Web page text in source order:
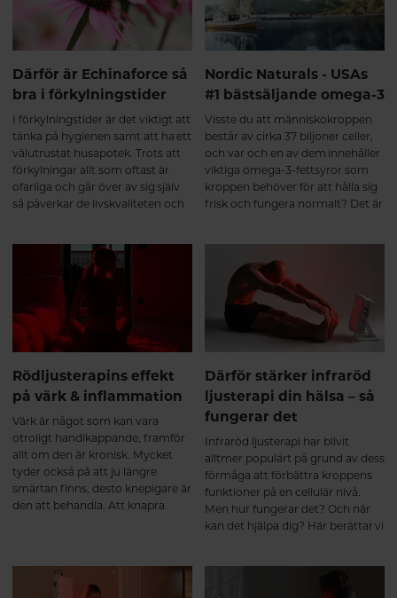
Därför är Echinaforce så
bra i förkylningstider
I förkylningstider är det viktigt att
tänka på hygienen samt att ha ett
välutrustat husapotek. Trots att
förkylningar allt som oftast är
ofarliga och går över av sig själv
så påverkar de livskvaliteten och
bli frisk, med Echinaforce kan du
både minska risken att drabbas
oturen är framme.
Nordic Naturals - USAs
#1 bästsäljande omega-3
Visste du att människokroppen
består av cirka 37 biljoner celler,
och var och en av dem innehåller
viktiga omega-3-fettsyror som
kroppen behöver för att hålla sig
frisk och fungera normalt? Det är
Rödljusterapins effekt
på värk & inflammation
Värk är något som kan vara
otroligt handikappande, framför
allt om den är kronisk. Mycket
tyder också på att ju längre
smärtan finns, desto knepigare är
den att behandla. Att knapra
smärttröskeln och göra det ännu
svårare att häva smärtan. Nya
Därför stärker infraröd
ljusterapi din hälsa – så
fungerar det
Infraröd ljusterapi har blivit
alltmer populärt på grund av dess
förmåga att förbättra kroppens
funktioner på en cellulär nivå.
Men hur fungerar det? Och när
kan det hjälpa dig? Här berättar vi